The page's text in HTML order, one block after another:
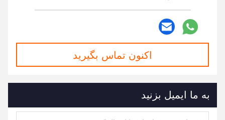
اکنون تماس بگیرید
به ما ایمیل بزنید